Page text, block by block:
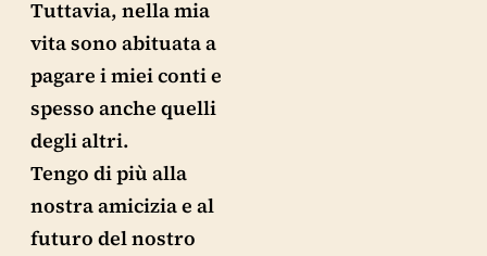
Tuttavia, nella mia
vita sono abituata a
pagare i miei conti e
spesso anche quelli
degli altri.
Tengo di più alla
nostra amicizia e al
futuro del nostro